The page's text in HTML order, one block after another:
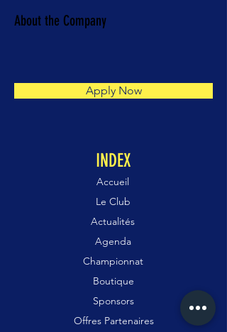
About the Company
Apply Now
INDEX
Accueil
Le Club
Actualités
Agenda
Championnat
Boutique
Sponsors
Offres Partenaires